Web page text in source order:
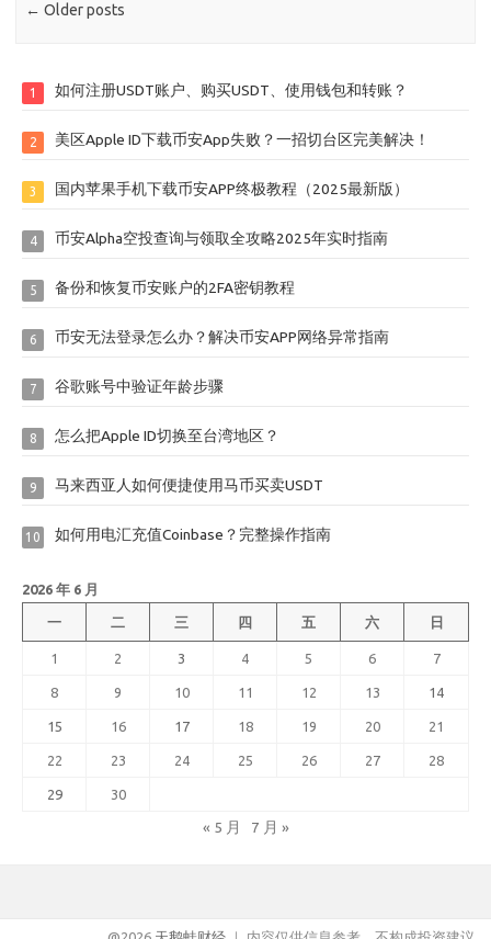
← Older posts
1 如何注册USDT账户、购买USDT、使用钱包和转账？
2 美区Apple ID下载币安App失败？一招切台区完美解决！
3 国内苹果手机下载币安APP终极教程（2025最新版）
4 币安Alpha空投查询与领取全攻略2025年实时指南
5 备份和恢复币安账户的2FA密钥教程
6 币安无法登录怎么办？解决币安APP网络异常指南
7 谷歌账号中验证年龄步骤
8 怎么把Apple ID切换至台湾地区？
9 马来西亚人如何便捷使用马币买卖USDT
10 如何用电汇充值Coinbase？完整操作指南
2026 年 6 月
一 二 三 四 五 六 日
1 2 3 4 5 6 7
8 9 10 11 12 13 14
15 16 17 18 19 20 21
22 23 24 25 26 27 28
29 30
« 5 月 7 月 »